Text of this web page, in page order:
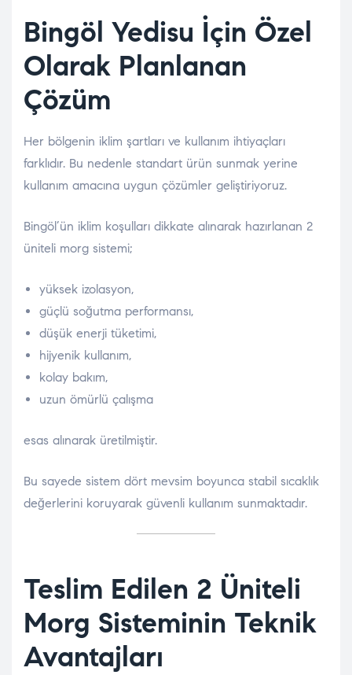
Bingöl Yedisu İçin Özel
Olarak Planlanan
Çözüm
Her bölgenin iklim şartları ve kullanım ihtiyaçları
farklıdır. Bu nedenle standart ürün sunmak yerine
kullanım amacına uygun çözümler geliştiriyoruz.
Bingöl’ün iklim koşulları dikkate alınarak hazırlanan 2
üniteli morg sistemi;
yüksek izolasyon,
güçlü soğutma performansı,
düşük enerji tüketimi,
hijyenik kullanım,
kolay bakım,
uzun ömürlü çalışma
esas alınarak üretilmiştir.
Bu sayede sistem dört mevsim boyunca stabil sıcaklık
değerlerini koruyarak güvenli kullanım sunmaktadır.
Teslim Edilen 2 Üniteli
Morg Sisteminin Teknik
Avantajları